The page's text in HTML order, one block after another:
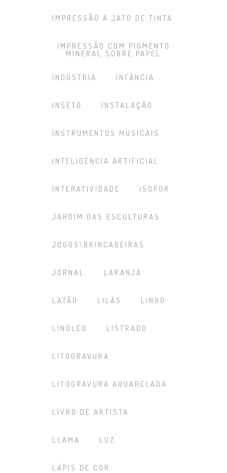
IMPRESSÃO A JATO DE TINTA
IMPRESSÃO COM PIGMENTO
MINERAL SOBRE PAPEL
INDÚSTRIA INFÂNCIA
INSETO INSTALAÇÃO
INSTRUMENTOS MUSICAIS
INTELIGÊNCIA ARTIFICIAL
INTERATIVIDADE ISOPOR
JARDIM DAS ESCULTURAS
JOGOS\BRINCADEIRAS
JORNAL LARANJA
LATÃO LILÁS LINHO
LINÓLEO LISTRADO
LITOGRAVURA
LITOGRAVURA AQUARELADA
LIVRO DE ARTISTA
LLAMA LUZ
LÁPIS DE COR